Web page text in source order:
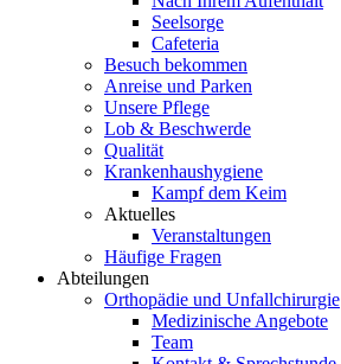
Seelsorge
Cafeteria
Besuch bekommen
Anreise und Parken
Unsere Pflege
Lob & Beschwerde
Qualität
Krankenhaushygiene
Kampf dem Keim
Aktuelles
Veranstaltungen
Häufige Fragen
Abteilungen
Orthopädie und Unfallchirurgie
Medizinische Angebote
Team